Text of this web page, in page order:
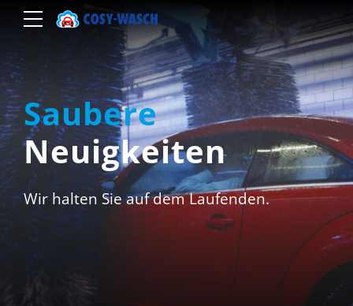
Saubere
Neuigkeiten
Wir halten Sie auf dem Laufenden.